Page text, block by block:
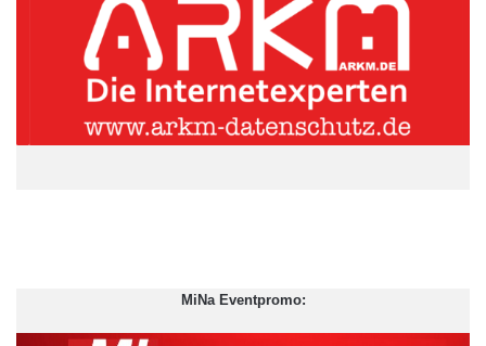
dass Retouren versandkostenfrei sind und Rücksendeetiketten
vom Versender bereitgestellt werden. Ein verlängertes
Rückgaberecht und die Möglichkeit, Retouren in Filialen
abzugeben, sind den meisten Konsumenten dagegen weniger
bis gar nicht wichtig.
MiNa Eventpromo: